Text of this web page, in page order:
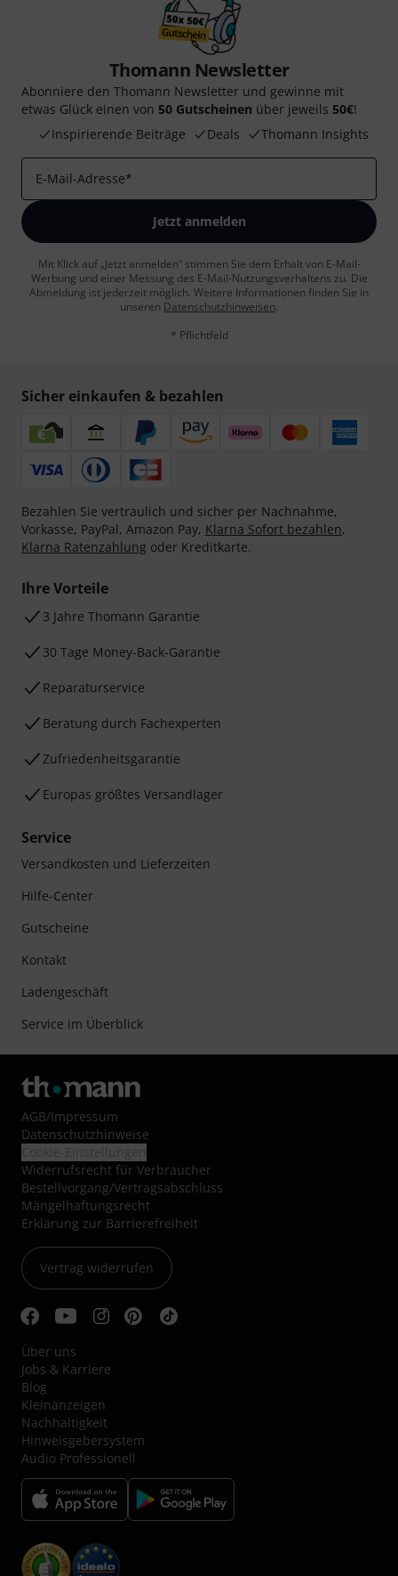
Thomann Newsletter
Abonniere den Thomann Newsletter und gewinne mit
etwas Glück einen von 50 Gutscheinen über jeweils 50€!
Inspirierende Beiträge
Deals Thomann Insights
E-Mail-Adresse*
Jetzt anmelden
Mit Klick auf „Jetzt anmelden“ stimmen Sie dem Erhalt von E-Mail-
Werbung und einer Messung des E-Mail-Nutzungsverhaltens zu. Die
Abmeldung ist jederzeit möglich. Weitere Informationen finden Sie in
unseren Datenschutzhinweisen.
* Pflichtfeld
Sicher einkaufen & bezahlen
Bezahlen Sie vertraulich und sicher per Nachnahme,
Vorkasse, PayPal, Amazon Pay, Klarna Sofort bezahlen,
Klarna Ratenzahlung oder Kreditkarte.
Ihre Vorteile
3 Jahre Thomann Garantie
30 Tage Money-Back-Garantie
Reparaturservice
Beratung durch Fachexperten
Zufriedenheitsgarantie
Europas größtes Versandlager
Service
Versandkosten und Lieferzeiten
Hilfe-Center
Gutscheine
Kontakt
Ladengeschäft
Service im Überblick
AGB/Impressum
Datenschutzhinweise
Widerrufsrecht für Verbraucher
Bestellvorgang/Vertragsabschluss
Mängelhaftungsrecht
Erklärung zur Barrierefreiheit
Vertrag widerrufen
Über uns
Jobs & Karriere
Blog
Kleinanzeigen
Nachhaltigkeit
Hinweisgebersystem
Audio Professionell